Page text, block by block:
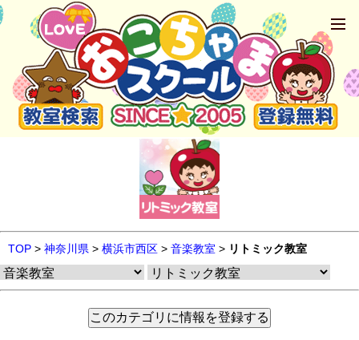
TOP > 神奈川県 > 横浜市西区 > 音楽教室 > リトミック教室